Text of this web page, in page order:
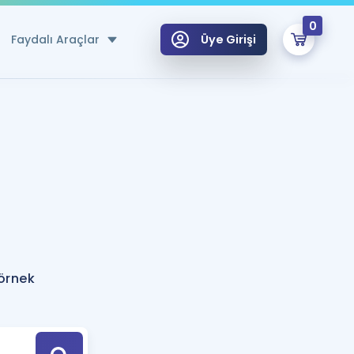
Faydalı Araçlar
Hesaplama Aracı
için Öneriler
Tek Takvimde
Üye Girişi
0